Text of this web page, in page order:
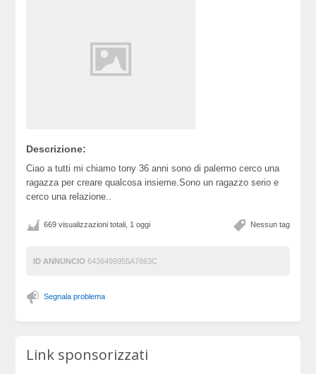
Descrizione:
Ciao a tutti mi chiamo tony 36 anni sono di palermo cerco una
ragazza per creare qualcosa insieme.Sono un ragazzo serio e
cerco una relazione..
Nessun tag
669 visualizzazioni totali, 1 oggi
ID ANNUNCIO 6436499955A7863C
Segnala problema
Link sponsorizzati